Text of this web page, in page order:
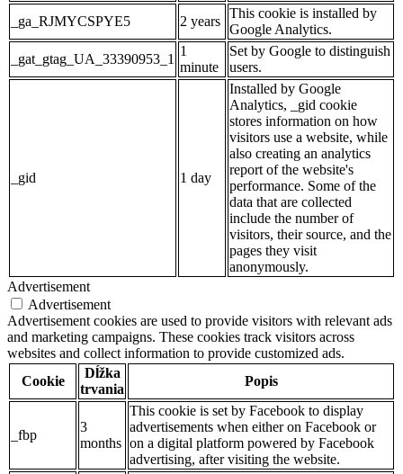
_ga_RJMYCSPYE5
2 years
This cookie is installed by
Google Analytics.
_gat_gtag_UA_33390953_1
1
minute
Set by Google to distinguish
users.
_gid 1 day
Installed by Google
Analytics, _gid cookie
stores information on how
visitors use a website, while
also creating an analytics
report of the website's
performance. Some of the
data that are collected
include the number of
visitors, their source, and the
pages they visit
anonymously.
Advertisement
Advertisement
Advertisement cookies are used to provide visitors with relevant ads
and marketing campaigns. These cookies track visitors across
websites and collect information to provide customized ads.
Cookie
Dĺžka
trvania
Popis
_fbp
3
months
This cookie is set by Facebook to display
advertisements when either on Facebook or
on a digital platform powered by Facebook
advertising, after visiting the website.